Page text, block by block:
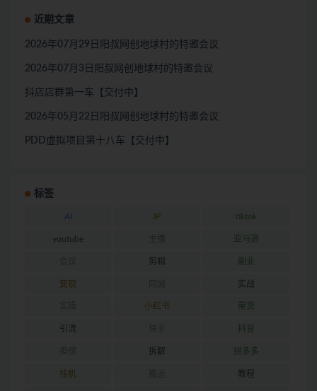
近期文章
2026年07月29日阳叔网创地球村的特邀会议
2026年07月3日阳叔网创地球村的特邀会议
抖店店群第一车【交付中】
2026年05月22日阳叔网创地球村的特邀会议
PDD虚拟项目第十八车【交付中】
标签
AI IP tiktok
youtube 亚马逊
剪辑 副业
变现 实战
小红书 带货
引流 抖音
拆解 拼多多
挂机 教程